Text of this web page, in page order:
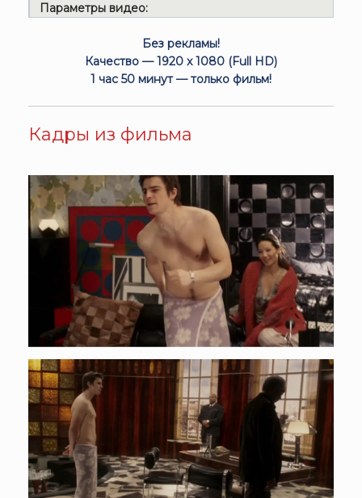
Параметры видео:
Без рекламы!
Качество — 1920 x 1080 (Full HD)
1 час 50 минут — только фильм!
Кадры из фильма